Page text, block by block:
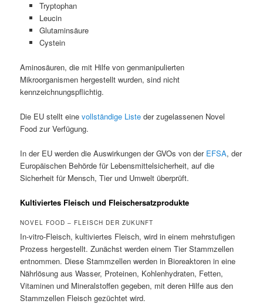
Tryptophan
Leucin
Glutaminsäure
Cystein
Aminosäuren, die mit Hilfe von genmanipulierten
Mikroorganismen hergestellt wurden, sind nicht
kennzeichnungspflichtig.
Die EU stellt einevollständige Liste der zugelassenen Novel
Food zur Verfügung.
In der EU werden die Auswirkungen der GVOs von der EFSA, der
Europäischen Behörde für Lebensmittelsicherheit, auf die
Sicherheit für Mensch, Tier und Umwelt überprüft.
Kultiviertes Fleisch und Fleischersatzprodukte
NOVEL FOOD – FLEISCH DER ZUKUNFT
In-vitro-Fleisch, kultiviertes Fleisch, wird in einem mehrstufigen
Prozess hergestellt. Zunächst werden einem Tier Stammzellen
entnommen. Diese Stammzellen werden in Bioreaktoren in eine
Nährlösung aus Wasser, Proteinen, Kohlenhydraten, Fetten,
Vitaminen und Mineralstoffen gegeben, mit deren Hilfe aus den
Stammzellen Fleisch gezüchtet wird.